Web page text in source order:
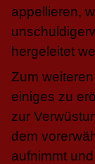
appellieren,
hergeleitet
Zum
einiges zu
zur
dem
aufnimmt